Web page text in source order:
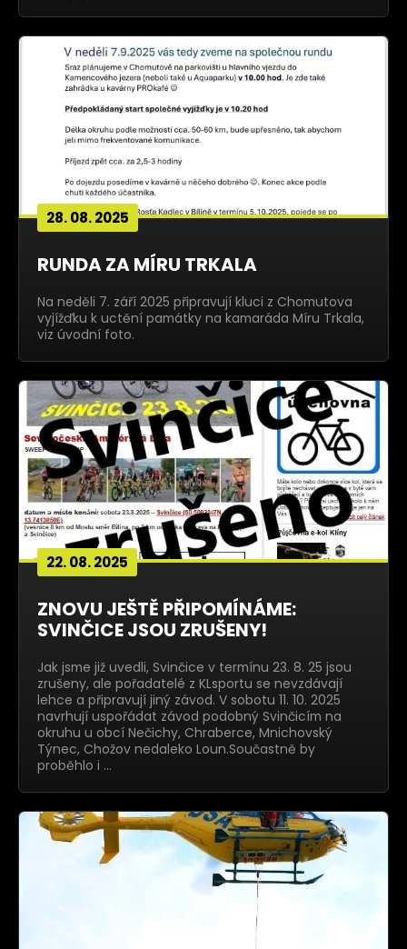
28. 08. 2025
RUNDA ZA MÍRU TRKALA
Na neděli 7. září 2025 připravují kluci z Chomutova
vyjížďku k uctění památky na kamaráda Míru Trkala,
viz úvodní foto.
22. 08. 2025
ZNOVU JEŠTĚ PŘIPOMÍNÁME:
SVINČICE JSOU ZRUŠENY!
Jak jsme již uvedli, Svinčice v termínu 23. 8. 25 jsou
zrušeny, ale pořadatelé z KLsportu se nevzdávají
lehce a připravují jiný závod. V sobotu 11. 10. 2025
navrhují uspořádat závod podobný Svinčicím na
okruhu u obcí Nečichy, Chraberce, Mnichovský
Týnec, Chožov nedaleko Loun.Součastně by
proběhlo i …